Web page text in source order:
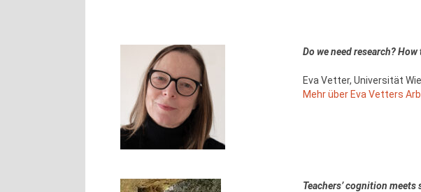
Do we need research?
Eva Vetter, Universität
Mehr über Eva Vetters
Teachers’ cognition